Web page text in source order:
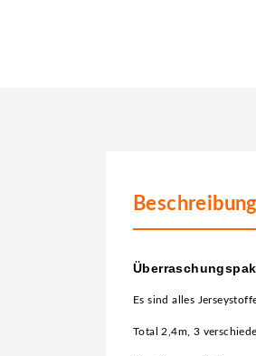
Beschreibung
Es sind alles
Total 2,4m, 3